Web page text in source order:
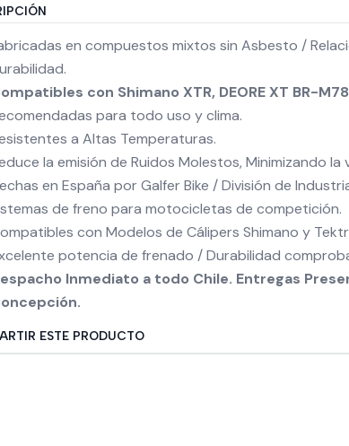
en compuestos mixtos sin Asbesto /
con Shimano XTR, DEORE XT BR-
para todo uso y clima.
a Altas Temperaturas.
la emisión de Ruidos Molestos, Minimizando la
en España por Galfer Bike / División de
de freno para motocicletas de competición.
con Modelos de Cálipers Shimano y
potencia de frenado / Durabilidad
Inmediato a todo Chile. Entregas
ESTE PRODUCTO